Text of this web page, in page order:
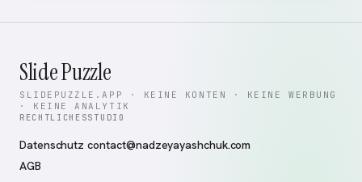
Slide Puzzle
SLIDEPUZZLE.APP · KEINE KONTEN · KEINE WERBUNG
· KEINE ANALYTIK
RECHTLICHES
Datenschutz
AGB
STUDIO
contact@nadzeyayashchuk.com